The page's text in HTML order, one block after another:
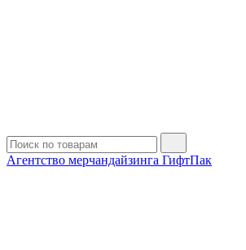
Агентство мерчандайзинга ГифтПак